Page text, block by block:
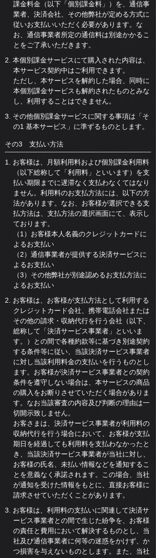
課金料金（以下「個別課金料」）を、通信事
業者、決済会社、その他弊社が定める方式に
従いお支払いいただく必要があります。な
お、通信事業者所定の通信料は別途かかるこ
とをご了承いただきます。
2. 本個別課金サービスにて購入された内容は、
本サービス契約中はご利用できます。
ただし、本サービスを解約した場合、同時に
本個別課金サービスも解約されたものとみな
し、利用することはできません。
3. その他個別課金サービスに関する事項は「そ
の1 基本サービス」に準ずるものとします。
その3 支払い方法
1. お客様は、月額利用料および個別課金利用料
（以下総称して「利用料」といいます）を支
払い期限までに遅滞なく支払わなくてはなり
ません。利用料のお支払方法には、以下の方
法があります。なお、お客様が選択できる支
払方法は、支払方法の選択画面にて、表示し
ております。
（1）お客様本人名義のクレジットカードに
よるお支払い
（2）通信事業者が提供する決済サービスに
よるお支払い
（3）その他弊社が別途認めるお支払方法に
よるお支払い
2. お客様は、お客様が支払方法として利用する
クレジットカード会社、携帯電話会社または
その他の請求・収納代行を行う会社（以下、
総称して「決済サービス事業者」といいま
す。）との間で各種約款等に基づき別途契約
する条件等に従い、当該決済サービス事業者
に対し当該利用料金の支払いを行うものとし
ます。お客様が決済サービス事業者との契約
条件を遵守しない場合は、本サービスの商品
の購入をお断りさせていただく場合がありま
す。なお当該審査の内容及び判断の理由は一
切開示致しません。
お客さまは、決済サービス事業者が利用料の
収納代行を行う場合において、お客様が支払
期日を経過しても利用料を支払わなかったと
き、当該決済サービス事業者が当社に対し、
お客様の氏名、未払い情報などを通知するこ
とを意義なく承諾されます。この場合、当社
が通知を受けた情報をもとに、直接お客様に
請求させていただくことがあります。
3. お客様は、利用料の支払いに関連して決済サ
ービス事業者との間で生じた紛争を、お客様
の責任と費用において解決するものとし、当
社及び通信事業者に何等の迷惑をかけず、か
つ損害を与えないものとします。また、当社